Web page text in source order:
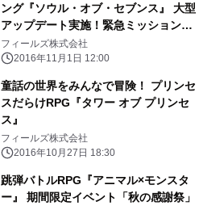
ング『ソウル・オブ・セブンス』 大型
アップデート実施！緊急ミッション登
場！！
フィールズ株式会社
2016年11月1日 12:00
童話の世界をみんなで冒険！ プリンセ
スだらけRPG『タワー オブ プリンセ
ス』
フィールズ株式会社
2016年10月27日 18:30
跳弾バトルRPG『アニマル×モンスタ
ー』 期間限定イベント「秋の感謝祭」